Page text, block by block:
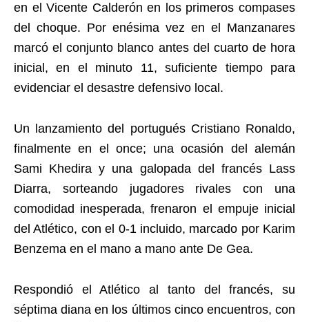
en el Vicente Calderón en los primeros compases
del choque. Por enésima vez en el Manzanares
marcó el conjunto blanco antes del cuarto de hora
inicial, en el minuto 11, suficiente tiempo para
evidenciar el desastre defensivo local.
Un lanzamiento del portugués Cristiano Ronaldo,
finalmente en el once; una ocasión del alemán
Sami Khedira y una galopada del francés Lass
Diarra, sorteando jugadores rivales con una
comodidad inesperada, frenaron el empuje inicial
del Atlético, con el 0-1 incluido, marcado por Karim
Benzema en el mano a mano ante De Gea.
Respondió el Atlético al tanto del francés, su
séptima diana en los últimos cinco encuentros, con